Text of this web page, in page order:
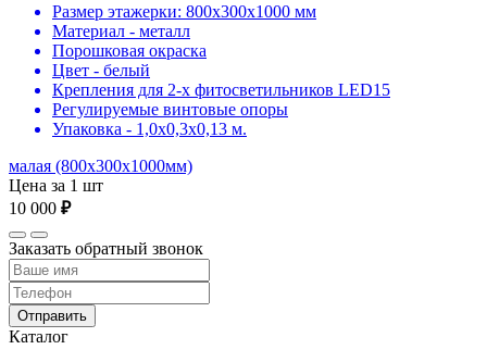
Размер этажерки: 800х300х1000 мм
Материал - металл
Порошковая окраска
Цвет - белый
Крепления для 2-х фитосветильников LED15
Регулируемые винтовые опоры
Упаковка - 1,0х0,3х0,13 м.
малая (800х300х1000мм)
Цена за 1 шт
10 000 ₽
Заказать обратный звонок
Отправить
Каталог